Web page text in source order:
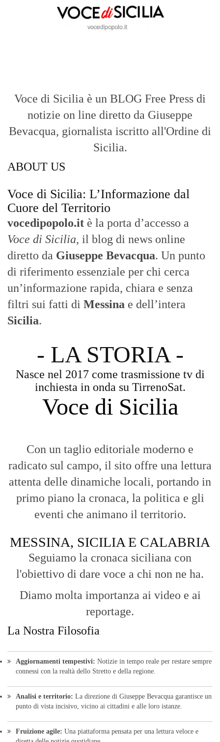
Voce di Sicilia è un BLOG Free Press di
notizie on line diretto da Giuseppe
Bevacqua, giornalista iscritto all'Ordine di
Sicilia.
ABOUT US
Voce di Sicilia: L’Informazione dal
Cuore del Territorio
vocedipopolo.it è la porta d’accesso a
Voce di Sicilia, il blog di news online
diretto da Giuseppe Bevacqua. Un punto
di riferimento essenziale per chi cerca
un’informazione rapida, chiara e senza
filtri sui fatti di Messina e dell’intera
Sicilia.
- LA STORIA -
Nasce nel 2017 come trasmissione tv di
inchiesta in onda su TirrenoSat.
Voce di Sicilia
Con un taglio editoriale moderno e
radicato sul campo, il sito offre una lettura
attenta delle dinamiche locali, portando in
primo piano la cronaca, la politica e gli
eventi che animano il territorio.
MESSINA, SICILIA E CALABRIA
Seguiamo la cronaca siciliana con
l'obiettivo di dare voce a chi non ne ha.
Diamo molta importanza ai video e ai
reportage.
La Nostra Filosofia
Aggiornamenti tempestivi: Notizie in tempo reale per restare sempre
connessi con la realtà dello Stretto e della regione.
Analisi e territorio: La direzione di Giuseppe Bevacqua garantisce un
punto di vista incisivo, vicino ai cittadini e alle loro istanze.
Fruizione agile: Una piattaforma pensata per una lettura veloce e